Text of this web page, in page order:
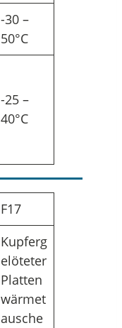
-30 –
50°C
-25 –
40°C
F17
Kupferg
elöteter
Platten
wärmet
ausche